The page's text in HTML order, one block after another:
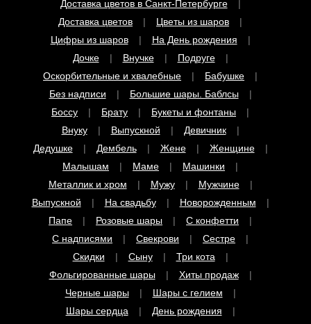
Цифры из шаров
На День рождения
Дочке
Внучке
Подруге
Оскорбительные и хвалебные
Бабушке
Без надписи
Большие шары. Баблсы
Боссу
Брату
Букеты и фонтаны
Внуку
Выпускной
Девичник
Дедушке
Дембель Жене
Женщине
Малышам
Маме
Машинки
Металлик и хром
Мужу
Мужчине
Выпускной
На свадьбу
Новорожденным
Папе
Розовые шары
С конфетти
С надписями
Свекрови
Сестре
Скидки
Сыну
Три кота
Фольгированные шары
Хиты продаж
Черные шары
Шары с гелием
Шары сердца
День рождения
Корги и мопсики
Корзинки цветов с шаром
Коробка с шарами